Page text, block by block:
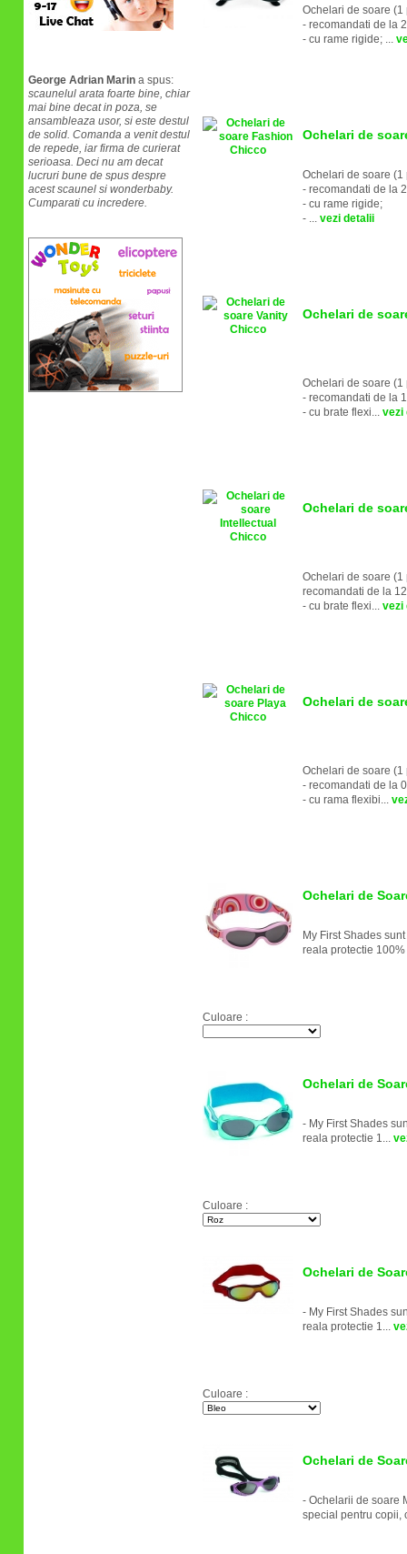
George Adrian Marin a spus:
scaunelul arata foarte bine, chiar
mai bine decat in poza, se
ansambleaza usor, si este destul
de solid. Comanda a venit destul
de repede, iar firma de curierat
serioasa. Deci nu am decat
lucruri bune de spus despre
acest scaunel si wonderbaby.
Cumparati cu incredere.
Ochelari de soare (1
- recomandati de la
- cu rame rigide; ...
Ochelari de
Ochelari de soare (1
- recomandati de la
- cu rame rigide;
- ... vezi detalii
Ochelari de
Ochelari de soare (1
- recomandati de la
- cu brate flexi... vezi
Ochelari de
Ochelari de soare (1
recomandati de la
- cu brate flexi... vezi
Ochelari de
Ochelari de soare (1
- recomandati de la
- cu rama flexibi...
Ochelari de
My First Shades
reala protectie
Culoare :
Ochelari de
- My First Shades
reala protectie 1...
Culoare :
Ochelari de
- My First Shades
reala protectie 1...
Culoare :
Ochelari de
- Ochelarii de soare
special pentru copii,